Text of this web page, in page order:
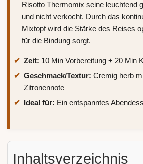
Risotto Thermomix seine leuchtend
und nicht verkocht. Durch das
Mixtopf wird die Stärke des Reises
für die Bindung sorgt.
Zeit: 10 Min Vorbereitung + 20 Min
Geschmack/Textur: Cremig herb
Zitronennote
Ideal für: Ein entspanntes
Inhaltsverzeichnis